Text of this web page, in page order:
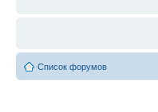
Список форумов